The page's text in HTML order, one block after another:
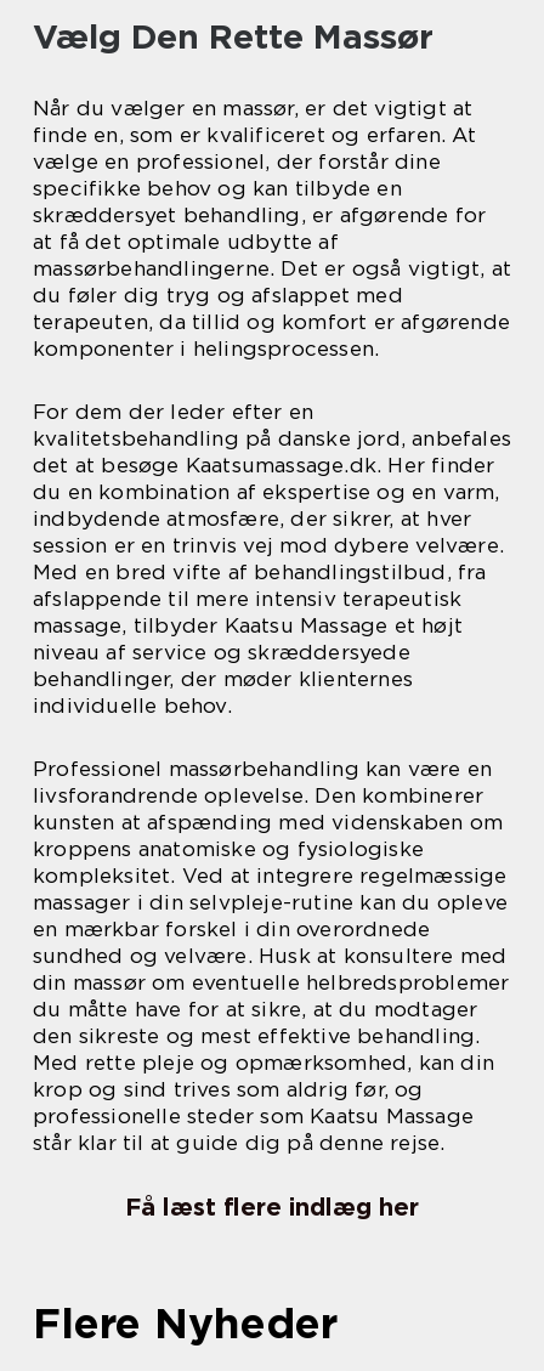
Vælg Den Rette Massør
Når du vælger en massør, er det vigtigt at
finde en, som er kvalificeret og erfaren. At
vælge en professionel, der forstår dine
specifikke behov og kan tilbyde en
skræddersyet behandling, er afgørende for
at få det optimale udbytte af
massørbehandlingerne. Det er også vigtigt, at
du føler dig tryg og afslappet med
terapeuten, da tillid og komfort er afgørende
komponenter i helingsprocessen.
For dem der leder efter en
kvalitetsbehandling på danske jord, anbefales
det at besøge Kaatsumassage.dk. Her finder
du en kombination af ekspertise og en varm,
indbydende atmosfære, der sikrer, at hver
session er en trinvis vej mod dybere velvære.
Med en bred vifte af behandlingstilbud, fra
afslappende til mere intensiv terapeutisk
massage, tilbyder Kaatsu Massage et højt
niveau af service og skræddersyede
behandlinger, der møder klienternes
individuelle behov.
Professionel massørbehandling kan være en
livsforandrende oplevelse. Den kombinerer
kunsten at afspænding med videnskaben om
kroppens anatomiske og fysiologiske
kompleksitet. Ved at integrere regelmæssige
massager i din selvpleje-rutine kan du opleve
en mærkbar forskel i din overordnede
sundhed og velvære. Husk at konsultere med
din massør om eventuelle helbredsproblemer
du måtte have for at sikre, at du modtager
den sikreste og mest effektive behandling.
Med rette pleje og opmærksomhed, kan din
krop og sind trives som aldrig før, og
professionelle steder som Kaatsu Massage
står klar til at guide dig på denne rejse.
Få læst flere indlæg her
Flere Nyheder